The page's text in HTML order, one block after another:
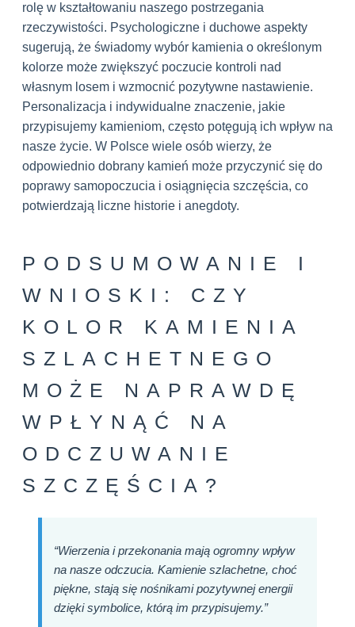
rolę w kształtowaniu naszego postrzegania
rzeczywistości. Psychologiczne i duchowe aspekty
sugerują, że świadomy wybór kamienia o określonym
kolorze może zwiększyć poczucie kontroli nad
własnym losem i wzmocnić pozytywne nastawienie.
Personalizacja i indywidualne znaczenie, jakie
przypisujemy kamieniom, często potęgują ich wpływ na
nasze życie. W Polsce wiele osób wierzy, że
odpowiednio dobrany kamień może przyczynić się do
poprawy samopoczucia i osiągnięcia szczęścia, co
potwierdzają liczne historie i anegdoty.
PODSUMOWANIE I
WNIOSKI: CZY
KOLOR KAMIENIA
SZLACHETNEGO
MOŻE NAPRAWDĘ
WPŁYNĄĆ NA
ODCZUWANIE
SZCZĘŚCIA?
“Wierzenia i przekonania mają ogromny wpływ
na nasze odczucia. Kamienie szlachetne, choć
piękne, stają się nośnikami pozytywnej energii
dzięki symbolice, którą im przypisujemy.”